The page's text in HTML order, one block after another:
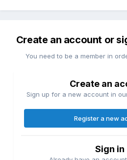
Create an account or
You need to be a member in
Create an
Sign up for a new account in
Register a new
Sign in